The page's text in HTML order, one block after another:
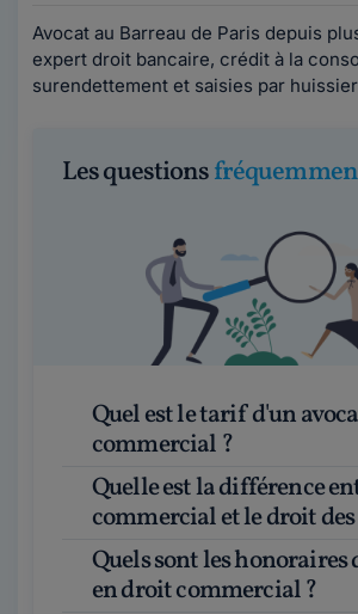
Avocat au Barreau de Paris depuis
expert droit bancaire, crédit à la
surendettement et saisies par
Les questions
Quel est le tarif d'un avocat en droit
commercial ?
Quelle est la différence entre le droit
commercial et le droit
Quels sont les honoraires d'un avocat
en droit commercial ?